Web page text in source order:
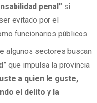
penal ” si
evitado por el
funcionarios públicos.
algunos sectores buscan
” que impulsa la provincia
a quien le guste,
el delito y la